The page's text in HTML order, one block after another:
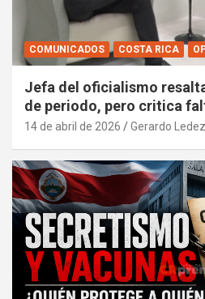
COMUNICADOS COSTA RICA
Jefa del oficialismo
de periodo, pero critica
14 de abril de 2026 Gerardo